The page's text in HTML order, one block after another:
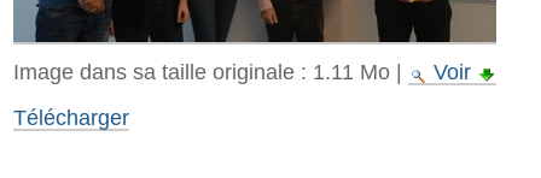
Image dans sa taille originale : 1.11 Mo|
Voir
Télécharger